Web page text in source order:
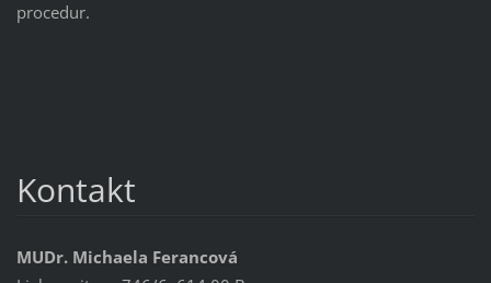
procedur.
Kontakt
MUDr. Michaela Ferancová